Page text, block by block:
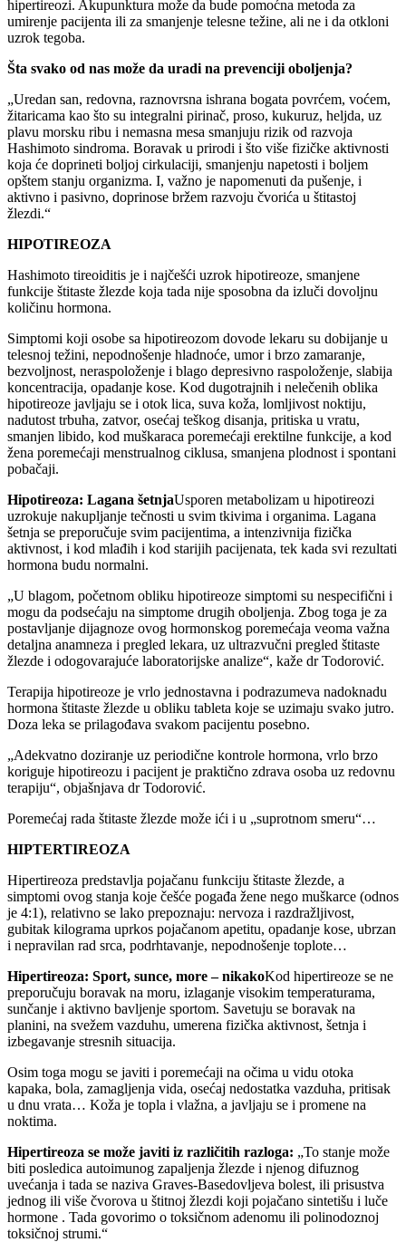
hipertireozi. Akupunktura može da bude pomoćna metoda za
umirenje pacijenta ili za smanjenje telesne težine, ali ne i da otkloni
uzrok tegoba.
Šta svako od nas može da uradi na prevenciji oboljenja?
„Uredan san, redovna, raznovrsna ishrana bogata povrćem, voćem,
žitaricama kao što su integralni pirinač, proso, kukuruz, heljda, uz
plavu morsku ribu i nemasna mesa smanjuju rizik od razvoja
Hashimoto sindroma. Boravak u prirodi i što više fizičke aktivnosti
koja će doprineti boljoj cirkulaciji, smanjenju napetosti i boljem
opštem stanju organizma. I, važno je napomenuti da pušenje, i
aktivno i pasivno, doprinose bržem razvoju čvorića u štitastoj
žlezdi.“
HIPOTIREOZA
Hashimoto tireoiditis je i najčešći uzrok hipotireoze, smanjene
funkcije štitaste žlezde koja tada nije sposobna da izluči dovoljnu
količinu hormona.
Simptomi koji osobe sa hipotireozom dovode lekaru su dobijanje u
telesnoj težini, nepodnošenje hladnoće, umor i brzo zamaranje,
bezvoljnost, neraspoloženje i blago depresivno raspoloženje, slabija
koncentracija, opadanje kose. Kod dugotrajnih i nelečenih oblika
hipotireoze javljaju se i otok lica, suva koža, lomljivost noktiju,
nadutost trbuha, zatvor, osećaj teškog disanja, pritiska u vratu,
smanjen libido, kod muškaraca poremećaji erektilne funkcije, a kod
žena poremećaji menstrualnog ciklusa, smanjena plodnost i spontani
pobačaji.
Hipotireoza: Lagana šetnjaUsporen metabolizam u hipotireozi
uzrokuje nakupljanje tečnosti u svim tkivima i organima. Lagana
šetnja se preporučuje svim pacijentima, a intenzivnija fizička
aktivnost, i kod mlađih i kod starijih pacijenata, tek kada svi rezultati
hormona budu normalni.
„U blagom, početnom obliku hipotireoze simptomi su nespecifični i
mogu da podsećaju na simptome drugih oboljenja. Zbog toga je za
postavljanje dijagnoze ovog hormonskog poremećaja veoma važna
detaljna anamneza i pregled lekara, uz ultrazvučni pregled štitaste
žlezde i odogovarajuće laboratorijske analize“, kaže dr Todorović.
Terapija hipotireoze je vrlo jednostavna i podrazumeva nadoknadu
hormona štitaste žlezde u obliku tableta koje se uzimaju svako jutro.
Doza leka se prilagođava svakom pacijentu posebno.
„Adekvatno doziranje uz periodične kontrole hormona, vrlo brzo
koriguje hipotireozu i pacijent je praktično zdrava osoba uz redovnu
terapiju“, objašnjava dr Todorović.
Poremećaj rada štitaste žlezde može ići i u „suprotnom smeru“…
HIPTERTIREOZA
Hipertireoza predstavlja pojačanu funkciju štitaste žlezde, a
simptomi ovog stanja koje češće pogađa žene nego muškarce (odnos
je 4:1), relativno se lako prepoznaju: nervoza i razdražljivost,
gubitak kilograma uprkos pojačanom apetitu, opadanje kose, ubrzan
i nepravilan rad srca, podrhtavanje, nepodnošenje toplote…
Hipertireoza: Sport, sunce, more – nikakoKod hipertireoze se ne
preporučuju boravak na moru, izlaganje visokim temperaturama,
sunčanje i aktivno bavljenje sportom. Savetuju se boravak na
planini, na svežem vazduhu, umerena fizička aktivnost, šetnja i
izbegavanje stresnih situacija.
Osim toga mogu se javiti i poremećaji na očima u vidu otoka
kapaka, bola, zamagljenja vida, osećaj nedostatka vazduha, pritisak
u dnu vrata… Koža je topla i vlažna, a javljaju se i promene na
noktima.
Hipertireoza se može javiti iz različitih razloga: „To stanje može
biti posledica autoimunog zapaljenja žlezde i njenog difuznog
uvećanja i tada se naziva Graves-Basedovljeva bolest, ili prisustva
jednog ili više čvorova u štitnoj žlezdi koji pojačano sintetišu i luče
hormone . Tada govorimo o toksičnom adenomu ili polinodoznoj
toksičnoj strumi.“